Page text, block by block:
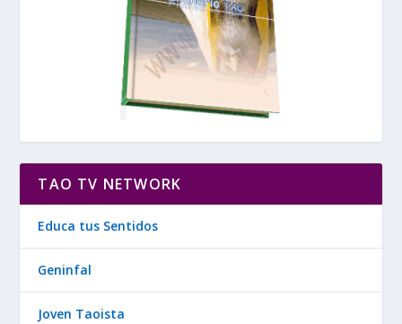
TAO TV NETWORK
Educa tus Sentidos
Geninfal
Joven Taoista